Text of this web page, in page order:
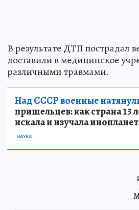
В результате ДТП пострадал
доставили в медицинское
различными травмами.
Над СССР военные
пришельцев: как страна 13
искала и изучала
НАУКА